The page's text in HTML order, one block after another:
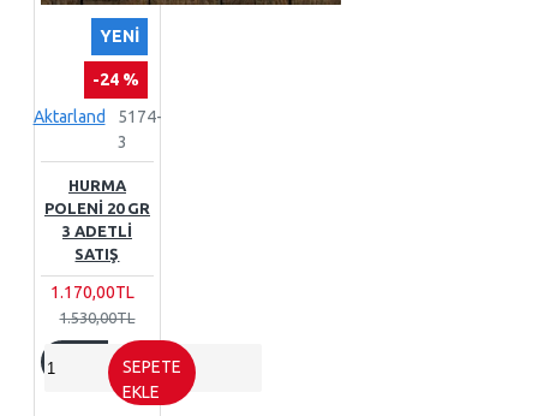
YENI
-24 %
Aktarland
5174-
3
HURMA
POLENI 20 GR
3 ADETLI
SATIŞ
1.170,00TL
1.530,00TL
SEPETE
EKLE